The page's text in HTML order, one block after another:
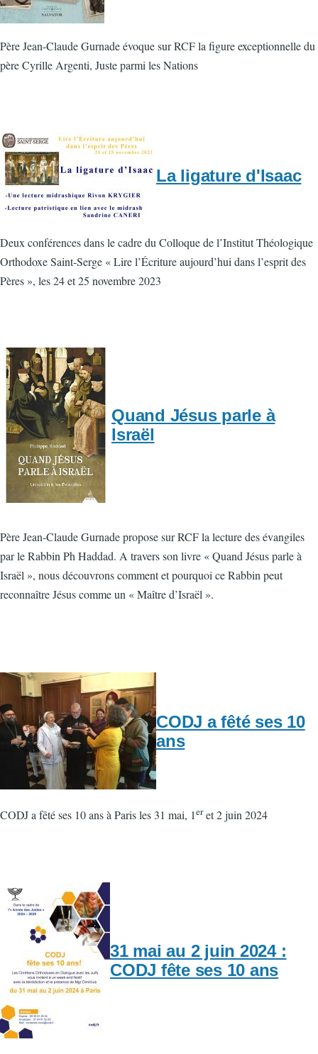
Père Jean-Claude Gurnade évoque sur RCF la figure exceptionnelle du
père Cyrille Argenti, Juste parmi les Nations
La ligature d'Isaac
Deux conférences dans le cadre du Colloque de l’Institut Théologique
Orthodoxe Saint-Serge « Lire l’Écriture aujourd’hui dans l’esprit des
Pères », les 24 et 25 novembre 2023
Quand Jésus parle à
Israël
Père Jean-Claude Gurnade propose sur RCF la lecture des évangiles
par le Rabbin Ph Haddad. A travers son livre « Quand Jésus parle à
Israël », nous découvrons comment et pourquoi ce Rabbin peut
reconnaître Jésus comme un « Maître d’Israël ».
CODJ a fêté ses 10
ans
CODJ a fêté ses 10 ans à Paris les 31 mai, 1eret 2 juin 2024
31 mai au 2 juin 2024 :
CODJ fête ses 10 ans